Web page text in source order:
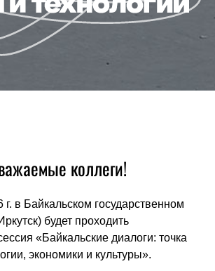
коллеги!
г. в Байкальском государственном
будет проходить
«Байкальские диалоги: точка
экономики и культуры».